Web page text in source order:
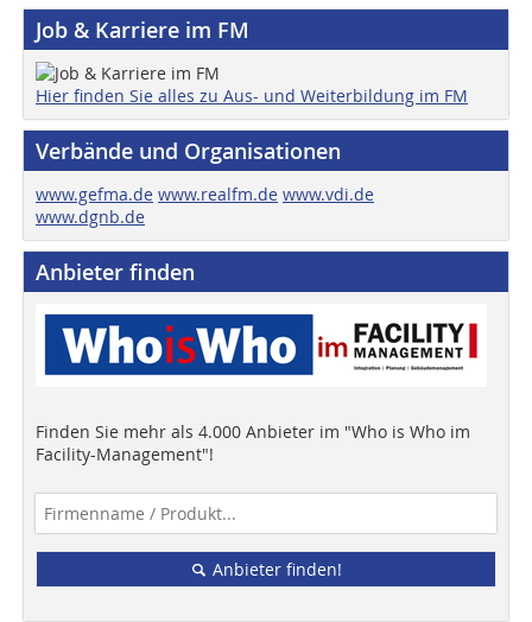
Job & Karriere im FM
Hier finden Sie alles zu Aus- und Weiterbildung im FM
Verbände und Organisationen
www.gefma.de www.realfm.de www.vdi.de
www.dgnb.de
Anbieter finden
Finden Sie mehr als 4.000 Anbieter im "Who is Who im
Facility-Management"!
Anbieter finden!